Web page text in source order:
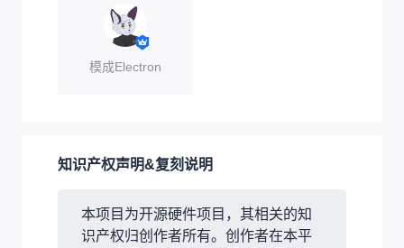
模成Electron
知识产权声明&复刻说明
本项目为开源硬件项目，其相关的知
识产权归创作者所有。创作者在本平